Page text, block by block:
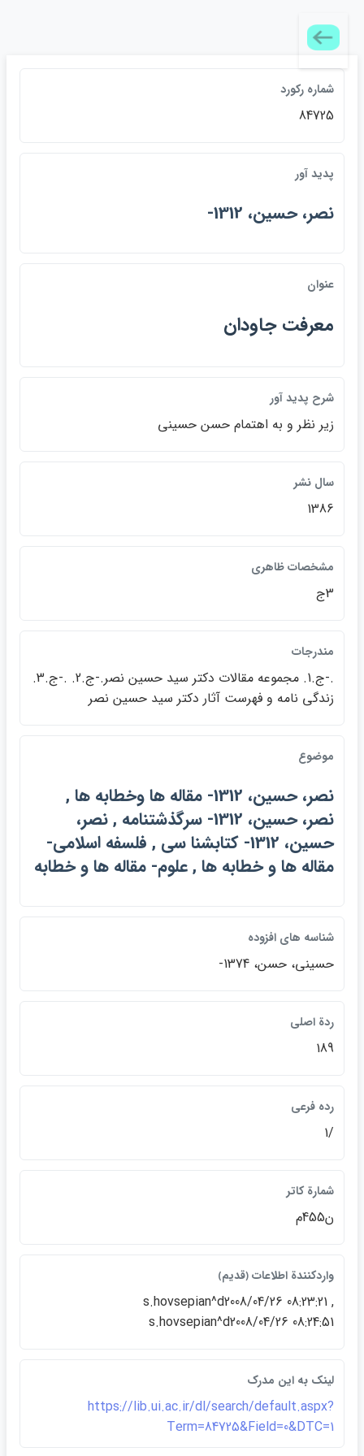
شماره ركورد
84725
پديد آور
نصر، حسين، 1312-
عنوان
معرفت جاودان
شرح پديد آور
زير نظر و به اهتمام حسن حسيني
سال نشر
1386
مشخصات ظاهري
3ج
مندرجات
.-ج.1. مجموعه مقالات دكتر سيد حسين نصر.-ج.2. .-ج.3.
زندگي نامه و فهرست آثار دكتر سيد حسين نصر
موضوع
نصر، حسين، 1312- مقاله ها وخطابه ها ,
نصر، حسين، 1312- سرگذشتنامه , نصر،
حسين، 1312- كتابشنا سي , فلسفه اسلامي-
مقاله ها و خطابه ها , علوم- مقاله ها و خطابه
شناسه هاي افزوده
حسيني، حسن، 1374-
ردة اصلي
189
رده فرعي
/1
شمارة كاتر
ن455م
واردكنندة اطلاعات ﴿قديم﴾
s.hovsepian^d2008/04/26 08:23:21 ,
s.hovsepian^d2008/04/26 08:24:51
لينک به اين مدرک
https://lib.ui.ac.ir/dl/search/default.aspx?
Term=84725&Field=0&DTC=1